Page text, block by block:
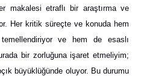
makalesi etraflı bir araştırma ve
Her kritik süreçte ve konuda hem
ve hem de esaslı
bir zorluğuna işaret etmeliyim;
büyüklüğünde oluyor. Bu durumu